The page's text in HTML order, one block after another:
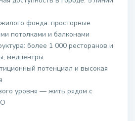
фонда: просторные
потолками и балконами
более 1 000 ресторанов и
медцентры
потенциал и высокая
уровня — жить рядом с